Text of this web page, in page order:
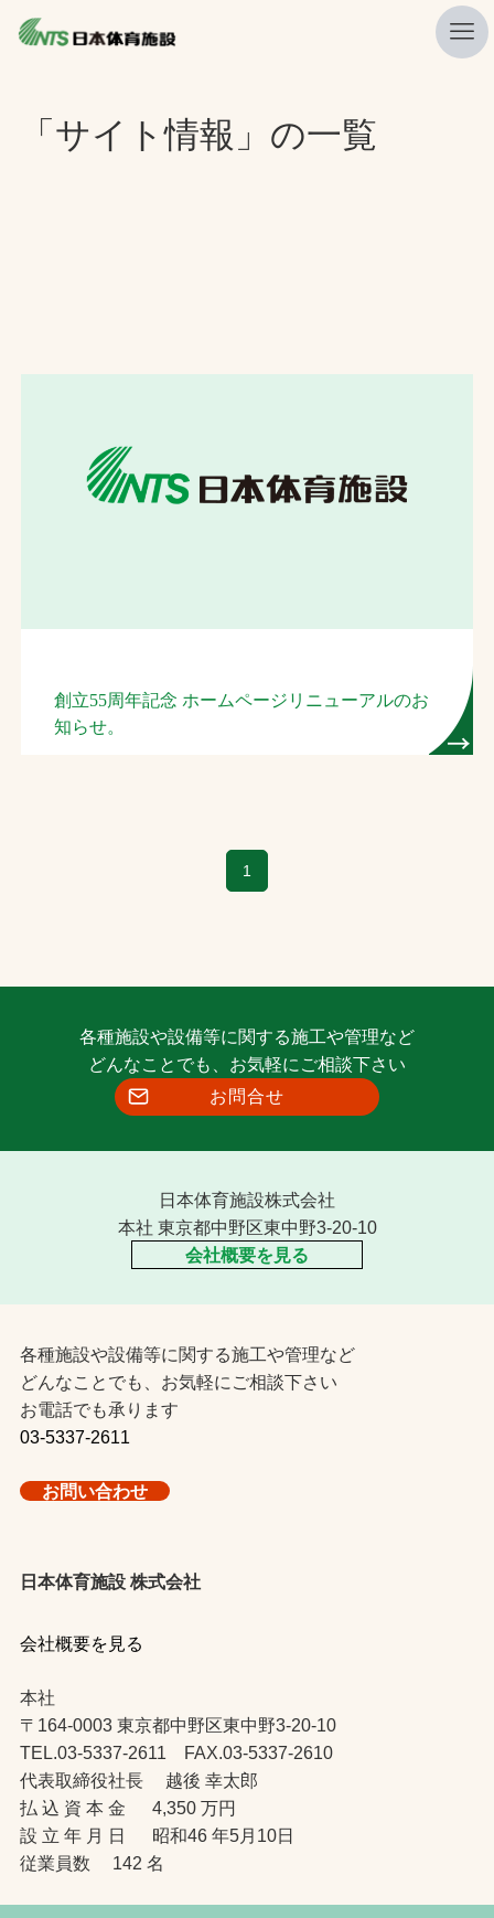
ニュース
会社概要
InstagramFacebookYouTube
「サイト情報」の一覧
創立55周年記念 ホームページリニューアルのお
知らせ。
1
各種施設や設備等に関する施工や管理など
どんなことでも、お気軽にご相談下さい
お問合せ
日本体育施設株式会社
本社 東京都中野区東中野3-20-10
会社概要を見る
各種施設や設備等に関する施工や管理など
どんなことでも、お気軽にご相談下さい
お電話でも承ります
03-5337-2611
お問い合わせ
日本体育施設 株式会社
会社概要を見る
本社
〒164-0003 東京都中野区東中野3-20-10
TEL.03-5337-2611 FAX.03-5337-2610
代表取締役社長 越後 幸太郎
払 込 資 本 金 4,350 万円
設 立 年 月 日 昭和46 年5月10日
従業員数 142 名